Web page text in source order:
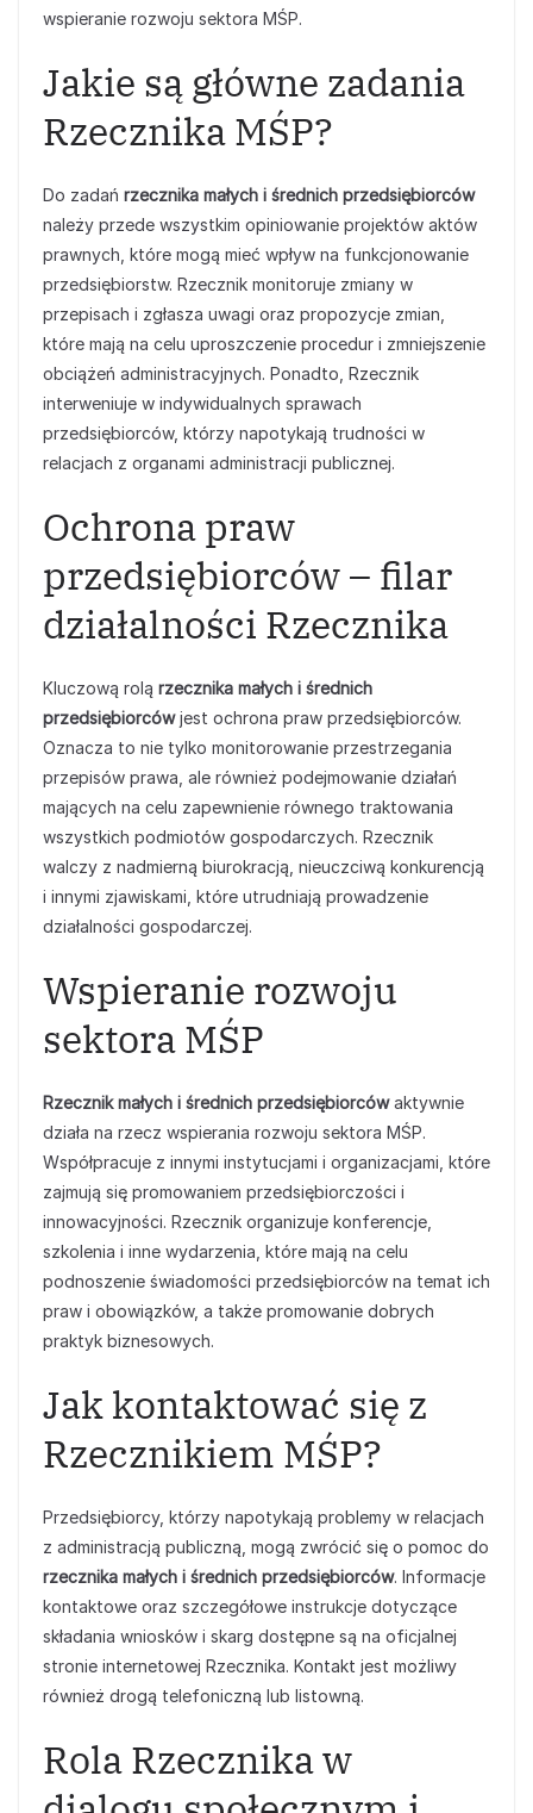
wspieranie rozwoju sektora MŚP.
Jakie są główne zadania
Rzecznika MŚP?
Do zadań rzecznika małych i średnich przedsiębiorców
należy przede wszystkim opiniowanie projektów aktów
prawnych, które mogą mieć wpływ na funkcjonowanie
przedsiębiorstw. Rzecznik monitoruje zmiany w
przepisach i zgłasza uwagi oraz propozycje zmian,
które mają na celu uproszczenie procedur i zmniejszenie
obciążeń administracyjnych. Ponadto, Rzecznik
interweniuje w indywidualnych sprawach
przedsiębiorców, którzy napotykają trudności w
relacjach z organami administracji publicznej.
Ochrona praw
przedsiębiorców – filar
działalności Rzecznika
Kluczową rolą rzecznika małych i średnich
przedsiębiorcówjest ochrona praw przedsiębiorców.
Oznacza to nie tylko monitorowanie przestrzegania
przepisów prawa, ale również podejmowanie działań
mających na celu zapewnienie równego traktowania
wszystkich podmiotów gospodarczych. Rzecznik
walczy z nadmierną biurokracją, nieuczciwą konkurencją
i innymi zjawiskami, które utrudniają prowadzenie
działalności gospodarczej.
Wspieranie rozwoju
sektora MŚP
Rzecznik małych i średnich przedsiębiorcówaktywnie
działa na rzecz wspierania rozwoju sektora MŚP.
Współpracuje z innymi instytucjami i organizacjami, które
zajmują się promowaniem przedsiębiorczości i
innowacyjności. Rzecznik organizuje konferencje,
szkolenia i inne wydarzenia, które mają na celu
podnoszenie świadomości przedsiębiorców na temat ich
praw i obowiązków, a także promowanie dobrych
praktyk biznesowych.
Jak kontaktować się z
Rzecznikiem MŚP?
Przedsiębiorcy, którzy napotykają problemy w relacjach
z administracją publiczną, mogą zwrócić się o pomoc do
rzecznika małych i średnich przedsiębiorców. Informacje
kontaktowe oraz szczegółowe instrukcje dotyczące
składania wniosków i skarg dostępne są na oficjalnej
stronie internetowej Rzecznika. Kontakt jest możliwy
również drogą telefoniczną lub listowną.
Rola Rzecznika w